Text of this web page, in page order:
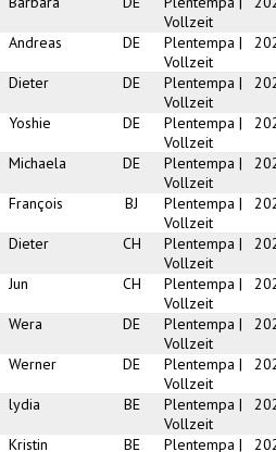
Vollzeit
Andreas DE
Plentempa |
Vollzeit
Dieter DE
Plentempa |
Vollzeit
Yoshie DE
Plentempa |
Vollzeit
Michaela DE
Plentempa |
Vollzeit
François BJ
Plentempa |
Vollzeit
Dieter CH
Plentempa |
Vollzeit
Jun CH
Plentempa |
Vollzeit
Wera DE
Plentempa |
Vollzeit
Werner DE
Plentempa |
Vollzeit
lydia BE
Plentempa |
Vollzeit
Kristin BE
Plentempa |